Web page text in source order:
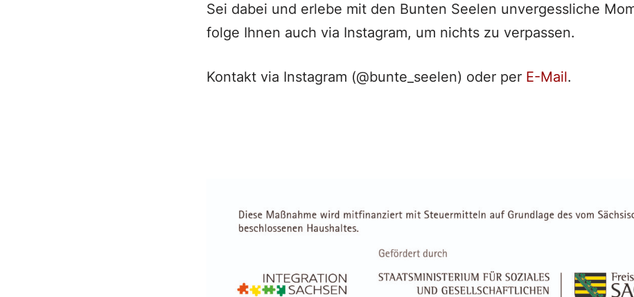
Sei dabei und erlebe mit den Bunten Seelen unvergessliche
folge Ihnen auch via Instagram, um nichts zu verpassen.
Kontakt via Instagram (@bunte_seelen) oder per E-Mail.